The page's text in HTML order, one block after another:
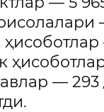
— 293